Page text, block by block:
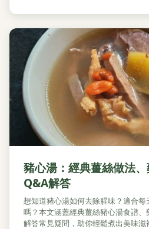
豬心湯：經典薑絲做法
Q&A解答
想知道豬心湯如何去除腥味？適合
嗎？本文涵蓋經典薑絲豬心湯食譜
解答常見疑問，助你輕鬆煮出美味滋